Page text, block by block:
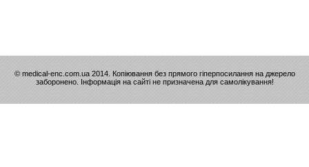
© medical-enc.com.ua 2014. Копіювання без прямого гіперпосилання на джерело
заборонено. Інформація на сайті не призначена для самолікування!